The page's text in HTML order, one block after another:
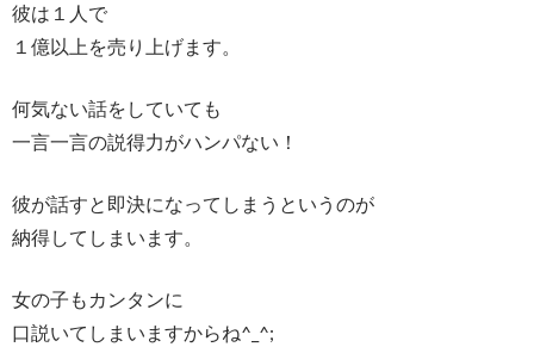
彼は１人で
１億以上を売り上げます。
何気ない話をしていても
一言一言の説得力がハンパない！
彼が話すと即決になってしまうというのが
納得してしまいます。
女の子もカンタンに
口説いてしまいますからね^_^;